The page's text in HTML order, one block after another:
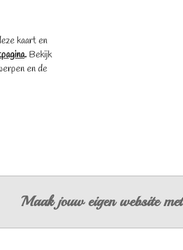
kaart en
.Bekijk
en de
Maak jouw eigen website met